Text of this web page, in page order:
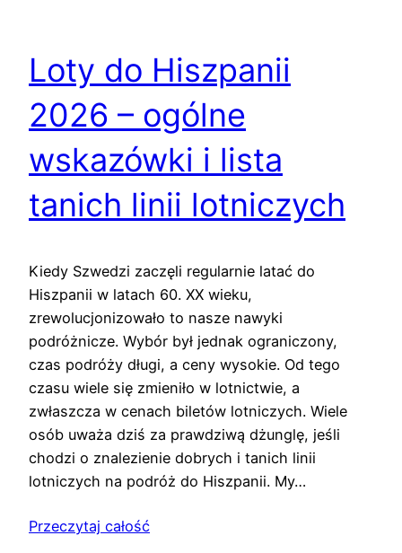
Loty do Hiszpanii
2026 – ogólne
wskazówki i lista
tanich linii lotniczych
Kiedy Szwedzi zaczęli regularnie latać do
Hiszpanii w latach 60. XX wieku,
zrewolucjonizowało to nasze nawyki
podróżnicze. Wybór był jednak ograniczony,
czas podróży długi, a ceny wysokie. Od tego
czasu wiele się zmieniło w lotnictwie, a
zwłaszcza w cenach biletów lotniczych. Wiele
osób uważa dziś za prawdziwą dżunglę, jeśli
chodzi o znalezienie dobrych i tanich linii
lotniczych na podróż do Hiszpanii. My…
Przeczytaj całość